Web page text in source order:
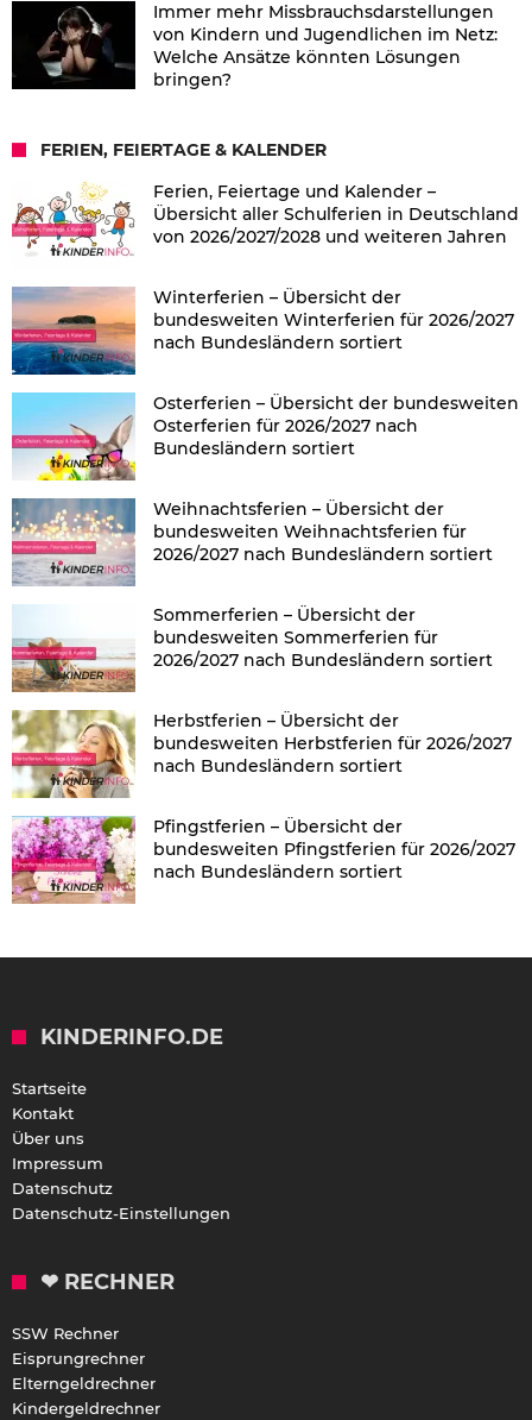
Immer mehr Missbrauchsdarstellungen
von Kindern und Jugendlichen im Netz:
Welche Ansätze könnten Lösungen
bringen?
FERIEN, FEIERTAGE & KALENDER
Ferien, Feiertage und Kalender –
Übersicht aller Schulferien in Deutschland
von 2026/2027/2028 und weiteren Jahren
Winterferien – Übersicht der
bundesweiten Winterferien für 2026/2027
nach Bundesländern sortiert
Osterferien – Übersicht der bundesweiten
Osterferien für 2026/2027 nach
Bundesländern sortiert
Weihnachtsferien – Übersicht der
bundesweiten Weihnachtsferien für
2026/2027 nach Bundesländern sortiert
Sommerferien – Übersicht der
bundesweiten Sommerferien für
2026/2027 nach Bundesländern sortiert
Herbstferien – Übersicht der
bundesweiten Herbstferien für 2026/2027
nach Bundesländern sortiert
Pfingstferien – Übersicht der
bundesweiten Pfingstferien für 2026/2027
nach Bundesländern sortiert
KINDERINFO.DE
Startseite
Kontakt
Über uns
Impressum
Datenschutz
Datenschutz-Einstellungen
❤ RECHNER
SSW Rechner
Eisprungrechner
Elterngeldrechner
Kindergeldrechner